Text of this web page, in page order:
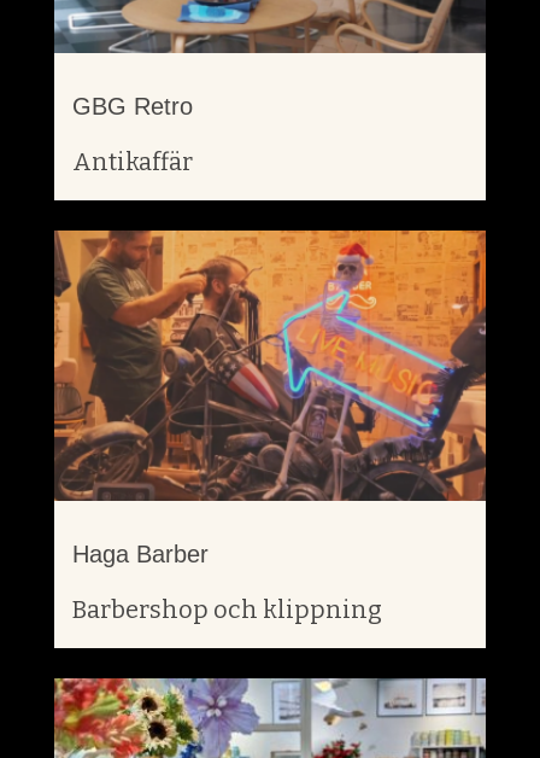
GBG Retro
Antikaffär
Haga Barber
Barbershop och klippning